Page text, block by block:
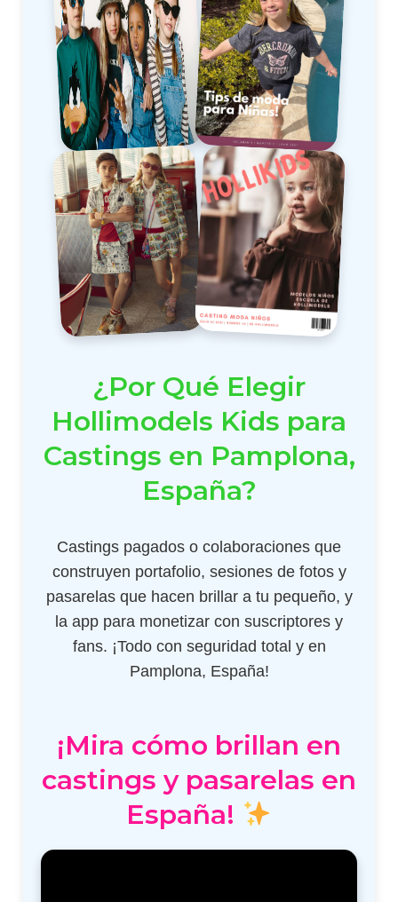
¿Por Qué Elegir
Hollimodels Kids para
Castings en Pamplona,
España?
Castings pagados o colaboraciones que
construyen portafolio, sesiones de fotos y
pasarelas que hacen brillar a tu pequeño, y
la app para monetizar con suscriptores y
fans. ¡Todo con seguridad total y en
Pamplona, España!
¡Mira cómo brillan en
castings y pasarelas en
España!